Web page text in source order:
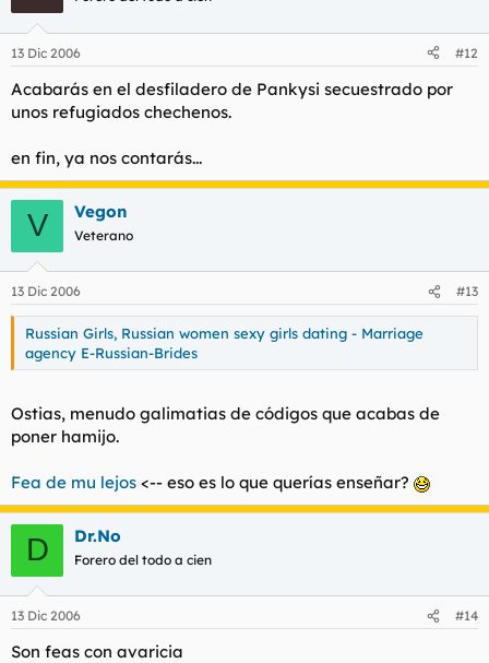
13 Dic 2006 #12
Acabarás en el desfiladero de Pankysi secuestrado por
unos refugiados chechenos.
en fin, ya nos contarás...
V Vegon
Veterano
13 Dic 2006 #13
Russian Girls, Russian women sexy girls dating - Marriage
agency E-Russian-Brides
Ostias, menudo galimatias de códigos que acabas de
poner hamijo.
Fea de mu lejos <-- eso es lo que querías enseñar?
D Dr.No
Forero del todo a cien
13 Dic 2006 #14
Son feas con avaricia